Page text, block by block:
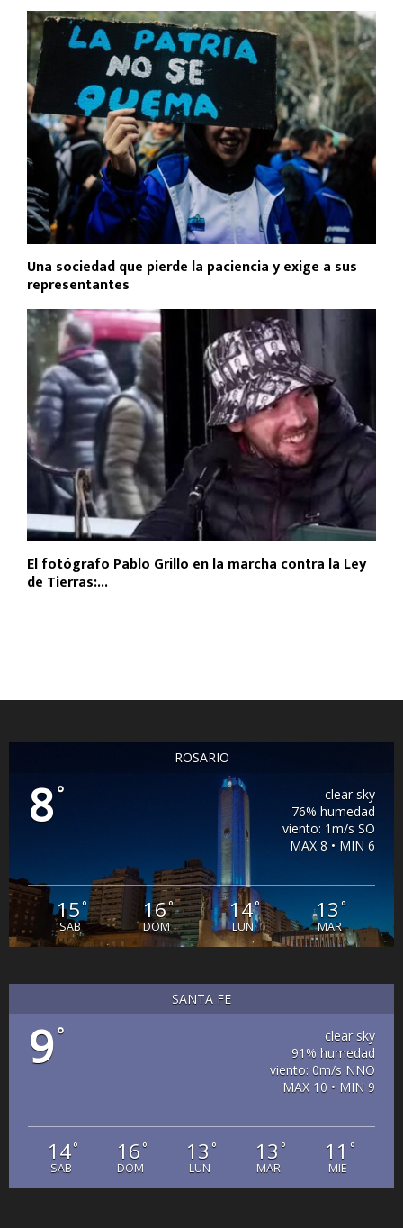
Una sociedad que pierde la paciencia y exige a sus
representantes
El fotógrafo Pablo Grillo en la marcha contra la Ley
de Tierras:...
ROSARIO
8°
clear sky
76% humedad
viento: 1m/s SO
MAX 8 • MIN 6
15°
SAB
16°
DOM
14°
LUN
13 °
MAR
SANTA FE
9°
clear sky
91% humedad
viento: 0m/s NNO
MAX 10 • MIN 9
14°
SAB
16°
DOM
13 °
LUN
13 °
MAR
11 °
MIE